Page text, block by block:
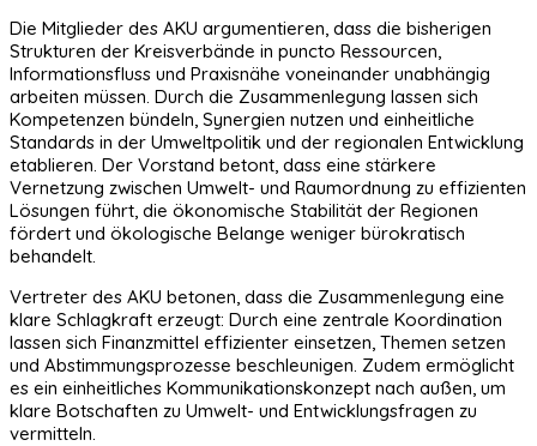
Die Mitglieder des AKU argumentieren, dass die bisherigen
Strukturen der Kreisverbände in puncto Ressourcen,
Informationsfluss und Praxisnähe voneinander unabhängig
arbeiten müssen. Durch die Zusammenlegung lassen sich
Kompetenzen bündeln, Synergien nutzen und einheitliche
Standards in der Umweltpolitik und der regionalen Entwicklung
etablieren. Der Vorstand betont, dass eine stärkere
Vernetzung zwischen Umwelt- und Raumordnung zu effizienten
Lösungen führt, die ökonomische Stabilität der Regionen
fördert und ökologische Belange weniger bürokratisch
behandelt.
Vertreter des AKU betonen, dass die Zusammenlegung eine
klare Schlagkraft erzeugt: Durch eine zentrale Koordination
lassen sich Finanzmittel effizienter einsetzen, Themen setzen
und Abstimmungsprozesse beschleunigen. Zudem ermöglicht
es ein einheitliches Kommunikationskonzept nach außen, um
klare Botschaften zu Umwelt- und Entwicklungsfragen zu
vermitteln.